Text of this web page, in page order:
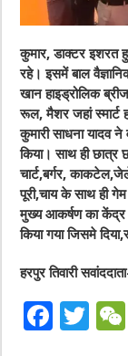
कुमार, डाक्टर इशरत
रहे। इसमें बाल
खान हाइड्रोलिक
रूल, मैशर जहां स्मार्ट
कुमारी साधना यादव
किया। साथ ही छात्र
चार्ट,बर्गर,
पूरी,चाय के साथ ही
मुख्य आकर्षण का केंद्र
किया गया जिसमे
हरपुर तिवारी
F
T